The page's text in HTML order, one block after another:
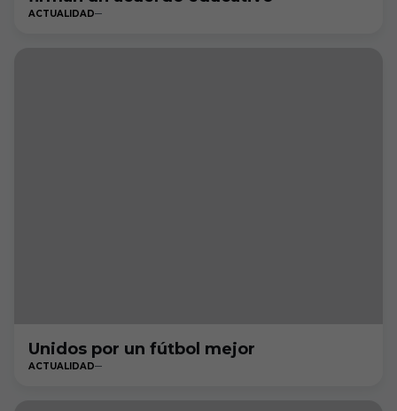
ACTUALIDAD
Unidos por un fútbol mejor
ACTUALIDAD